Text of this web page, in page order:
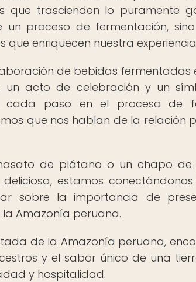
que trascienden lo puramente
proceso de fermentación,
enriquecen nuestra
de bebidas fermentadas
un acto de celebración y un
cada paso en el proceso de
que nos hablan de la relación
de plátano o un chapo de
estamos
sobre la importancia de
Amazonía peruana.
de la Amazonía peruana,
y el sabor único de una
y hospitalidad.